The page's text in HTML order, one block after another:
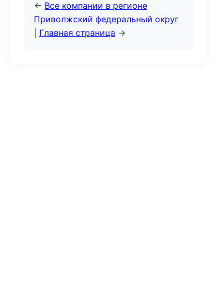
← Все компании в регионе
Приволжский федеральный округ
Главная страница →